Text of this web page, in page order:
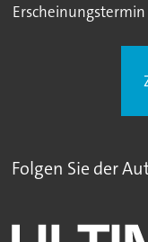
Folgen Sie der